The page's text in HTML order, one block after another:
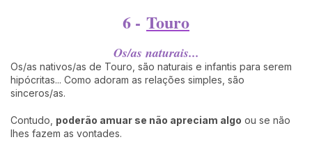
6 - Touro
Os/as naturais...
Os/as nativos/as de Touro, são naturais e infantis para serem
hipócritas... Como adoram as relações simples, são
sinceros/as.
Contudo, poderão amuar se não apreciam algo ou se não
lhes fazem as vontades.